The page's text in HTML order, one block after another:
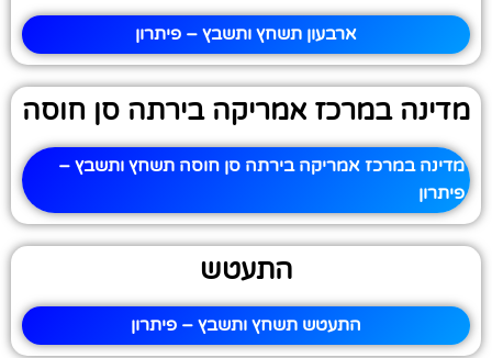
ארבעון תשחץ ותשבץ – פיתרון
מדינה במרכז אמריקה בירתה סן חוסה
מדינה במרכז אמריקה בירתה סן חוסה תשחץ ותשבץ –
פיתרון
התעטש
התעטש תשחץ ותשבץ – פיתרון